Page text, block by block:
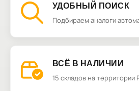
УДОБНЫЙ ПОИСК
Подбираем аналоги
ВСЁ В НАЛИЧИИ
15 складов на территории